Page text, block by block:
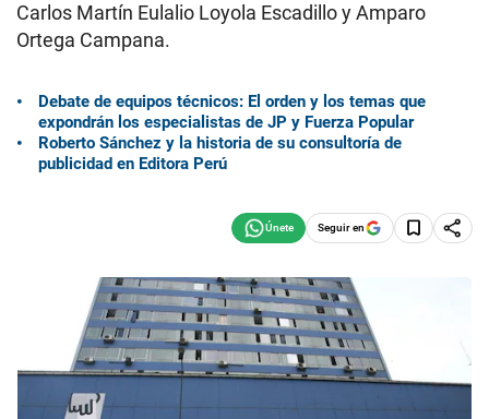
Carlos Martín Eulalio Loyola Escadillo y Amparo
Ortega Campana.
Debate de equipos técnicos: El orden y los temas que
expondrán los especialistas de JP y Fuerza Popular
Roberto Sánchez y la historia de su consultoría de
publicidad en Editora Perú
Seguir en